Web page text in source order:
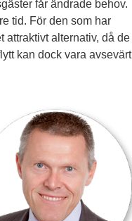
får ändrade behov.
tid. För den som har
attraktivt alternativ, då de
kan dock vara avsevärt